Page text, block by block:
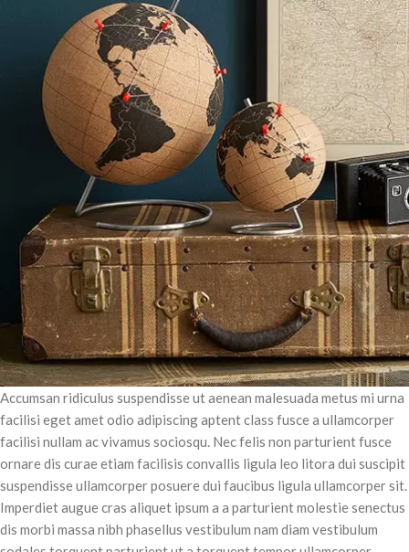
Accumsan ridiculus suspendisse ut aenean malesuada metus mi urna
facilisi eget amet odio adipiscing aptent class fusce a ullamcorper
facilisi nullam ac vivamus sociosqu. Nec felis non parturient fusce
ornare dis curae etiam facilisis convallis ligula leo litora dui suscipit
suspendisse ullamcorper posuere dui faucibus ligula ullamcorper sit.
Imperdiet augue cras aliquet ipsum a a parturient molestie senectus
dis morbi massa nibh phasellus vestibulum nam diam vestibulum